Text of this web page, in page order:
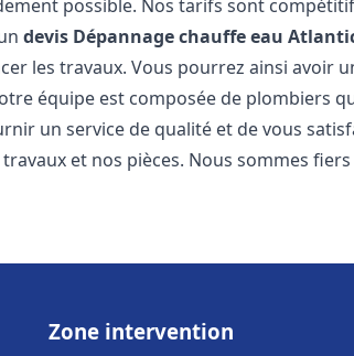
possible. Nos tarifs sont
devis Dépannage chauffe eau
les travaux. Vous pourrez ainsi avoir
équipe est composée de plombiers
un service de qualité et de vous
et nos pièces. Nous sommes
Zone intervention